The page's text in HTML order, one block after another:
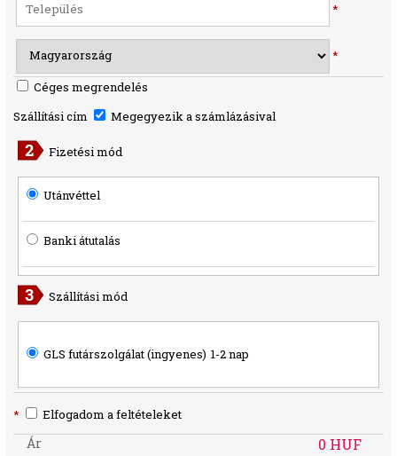
*
*
Céges megrendelés
Szállítási cím
Megegyezik a számlázásival
Fizetési mód
Utánvéttel
Banki átutalás
Szállítási mód
GLS futárszolgálat (ingyenes) 1-2 nap
* Elfogadom a feltételeket
Ár 0 HUF